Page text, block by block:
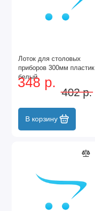
Лоток для столовых
приборов 300мм пластик
белый
348 р.
402 р.
В корзину